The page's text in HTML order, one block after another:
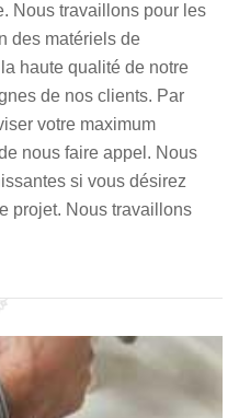
Nous travaillons pour les
des matériels de
haute qualité de notre
de nos clients. Par
votre maximum
nous faire appel. Nous
si vous désirez
projet. Nous travaillons